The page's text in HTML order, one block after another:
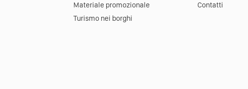
Materiale promozionale
Turismo nei borghi
Contatti